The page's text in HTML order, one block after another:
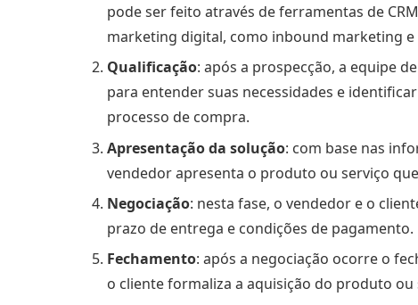
pode ser feito através de ferramentas de
marketing digital, como inbound marketing e
Qualificação: após a prospecção, a equipe
para entender suas necessidades e
processo de compra.
Apresentação da solução: com base nas
vendedor apresenta o produto ou serviço
Negociação: nesta fase, o vendedor e o
prazo de entrega e condições de pagamento.
Fechamento: após a negociação ocorre o
o cliente formaliza a aquisição do produto ou